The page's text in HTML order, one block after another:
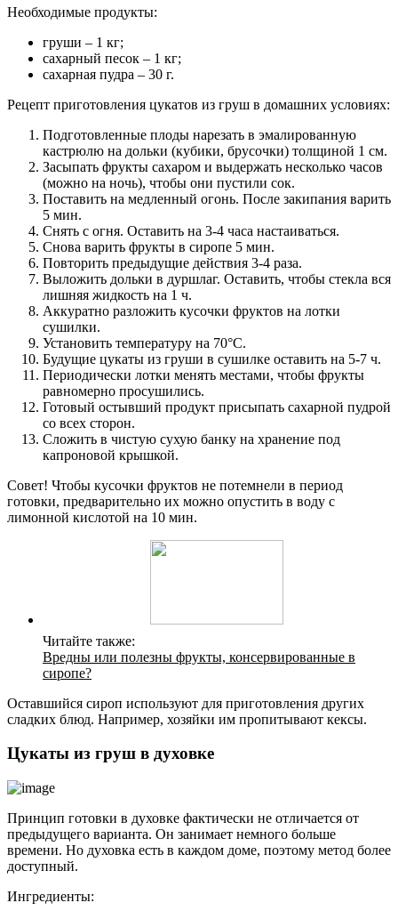
Необходимые продукты:
груши – 1 кг;
сахарный песок – 1 кг;
сахарная пудра – 30 г.
Рецепт приготовления цукатов из груш в домашних условиях:
Подготовленные плоды нарезать в эмалированную
кастрюлю на дольки (кубики, брусочки) толщиной 1 см.
Засыпать фрукты сахаром и выдержать несколько часов
(можно на ночь), чтобы они пустили сок.
Поставить на медленный огонь. После закипания варить
5 мин.
Снять с огня. Оставить на 3-4 часа настаиваться.
Снова варить фрукты в сиропе 5 мин.
Повторить предыдущие действия 3-4 раза.
Выложить дольки в дуршлаг. Оставить, чтобы стекла вся
лишняя жидкость на 1 ч.
Аккуратно разложить кусочки фруктов на лотки
сушилки.
Установить температуру на 70°C.
Будущие цукаты из груши в сушилке оставить на 5-7 ч.
Периодически лотки менять местами, чтобы фрукты
равномерно просушились.
Готовый остывший продукт присыпать сахарной пудрой
со всех сторон.
Сложить в чистую сухую банку на хранение под
капроновой крышкой.
Совет! Чтобы кусочки фруктов не потемнели в период
готовки, предварительно их можно опустить в воду с
лимонной кислотой на 10 мин.
Читайте также:
Вредны или полезны фрукты, консервированные в
сиропе?
Оставшийся сироп используют для приготовления других
сладких блюд. Например, хозяйки им пропитывают кексы.
Цукаты из груш в духовке
Принцип готовки в духовке фактически не отличается от
предыдущего варианта. Он занимает немного больше
времени. Но духовка есть в каждом доме, поэтому метод более
доступный.
Ингредиенты: